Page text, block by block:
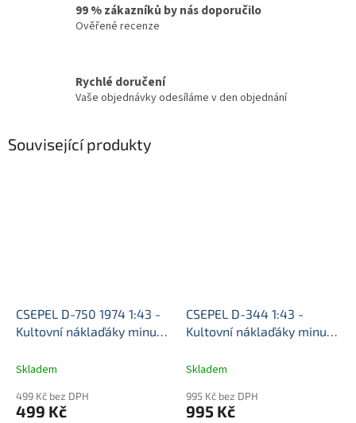
99 % zákazníků by nás doporučilo
Ověřené recenze
Rychlé doručení
Vaše objednávky odesíláme v den objednání
Související produkty
CSEPEL D-750 1974 1:43 -
Kultovní náklaďáky minulé
#36CSEPEL D750 - kovový
Skladem
499 Kč bez DPH
499 Kč
CSEPEL D-344 1:43 -
Kultovní náklaďáky minulé
#39CSEPEL D344 -
Skladem
995 Kč bez DPH
995 Kč